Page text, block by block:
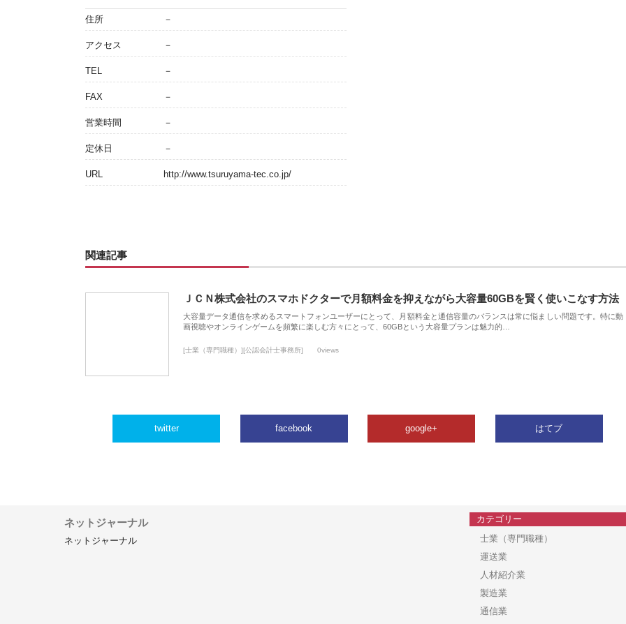
住所 －
アクセス －
TEL －
FAX －
営業時間 －
定休日 －
URL http://www.tsuruyama-tec.co.jp/
関連記事
ＪＣＮ株式会社のスマホドクターで月額料金を抑えながら大容量60GBを賢く使いこなす方法
大容量データ通信を求めるスマートフォンユーザーにとって、月額料金と通信容量のバランスは常に悩ましい問題です。特に動
画視聴やオンラインゲームを頻繁に楽しむ方々にとって、60GBという大容量プランは魅力的…
[士業（専門職種）][公認会計士事務所] 0views
twitter facebook google+ はてブ
ネットジャーナル
ネットジャーナル
カテゴリー
士業（専門職種）
運送業
人材紹介業
製造業
通信業